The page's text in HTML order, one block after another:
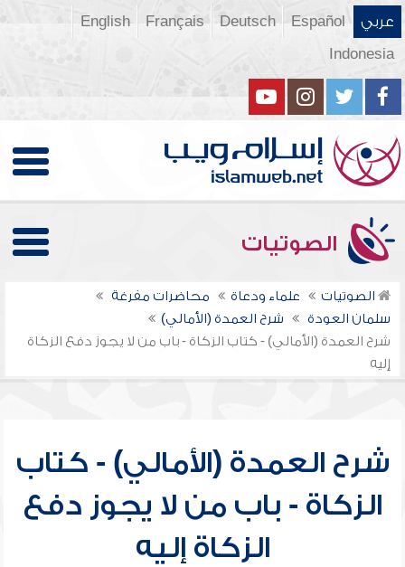
عربي Español
Deutsch
Français
English
Indonesia
الصوتيات
الصوتيات علماء ودعاة
محاضرات مفرغة
سلمان العودة
شرح العمدة (الأمالي)
شرح العمدة (الأمالي) - كتاب الزكاة - باب من لا يجوز دفع الزكاة
إليه
شرح العمدة (الأمالي) - كتاب
الزكاة - باب من لا يجوز دفع
الزكاة إليه